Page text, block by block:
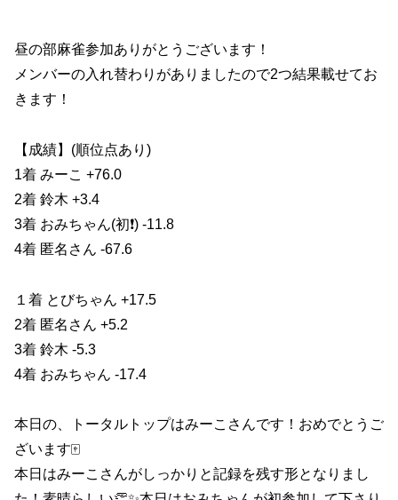
昼の部麻雀参加ありがとうございます！
メンバーの入れ替わりがありましたので2つ結果載せてお
きます！
【成績】(順位点あり)
1着 みーこ +76.0
2着 鈴木 +3.4
3着 おみちゃん(初❗️) -11.8
4着 匿名さん -67.6
１着 とびちゃん +17.5
2着 匿名さん +5.2
3着 鈴木 -5.3
4着 おみちゃん -17.4
本日の、トータルトップはみーこさんです！おめでとうご
ざいます🀄️
本日はみーこさんがしっかりと記録を残す形となりまし